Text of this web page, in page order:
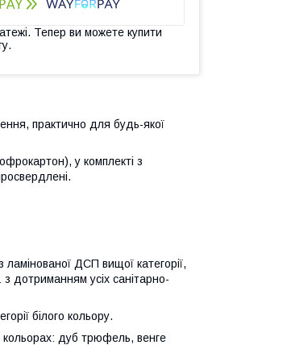
Тепер ви можете купити
практично для будь-якої
у комплекті з
ДСП вищої категорії,
дотриманням усіх санітарно-
білого кольору.
дуб трюфель, венге